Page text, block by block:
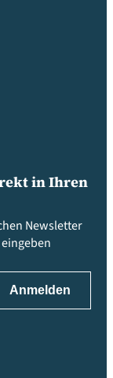
in Ihren
Newsletter